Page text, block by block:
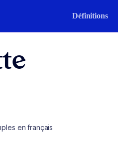
Définitions
en français